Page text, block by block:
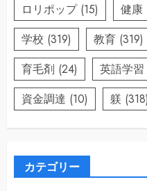
ロリポップ(15) 健康
学校 (319) 教育 (319)
育毛剤 (24) 英語学習
資金調達 (10) 躾 (318)
カテゴリー